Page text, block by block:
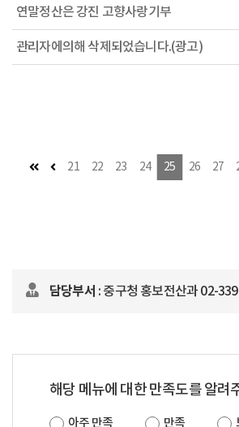
연말정산은 강진 고향사랑기부
관리자에의해 삭제되었습니다.(광고)
첫 페이지
이전 페이지
21 22 23 24 25 26 27
담당부서 : 중구청 홍보전산과 02-
해당 메뉴에 대한 만족도를 알려
아주 만족 만족